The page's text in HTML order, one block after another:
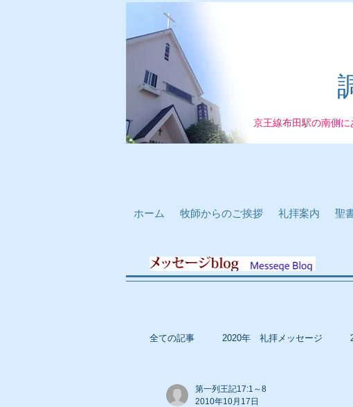
京王線布田駅の南側
ホーム 牧師からのご挨拶 礼拝案内 聖
全ての記事 2020年 礼拝メッセージ
2018年 礼拝メッセージ
第一列王記17:1～8
2010年10月17日